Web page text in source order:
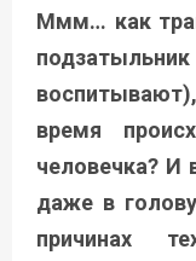
Ммм… как
время
человечка? И
даже в
причинах